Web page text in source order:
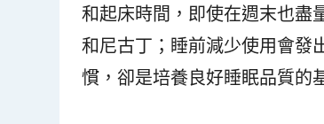
和起床時間，即使在週末也盡
和尼古丁；睡前減少使用會發
慣，卻是培養良好睡眠品質的